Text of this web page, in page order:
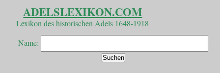
ADELSLEXIKON.COM
Lexikon des historischen Adels 1648-1918
Name: